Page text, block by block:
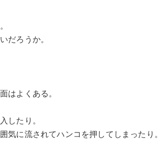
だろうか。
はよくある。
したり。
気に流されてハンコを押してしまったり。